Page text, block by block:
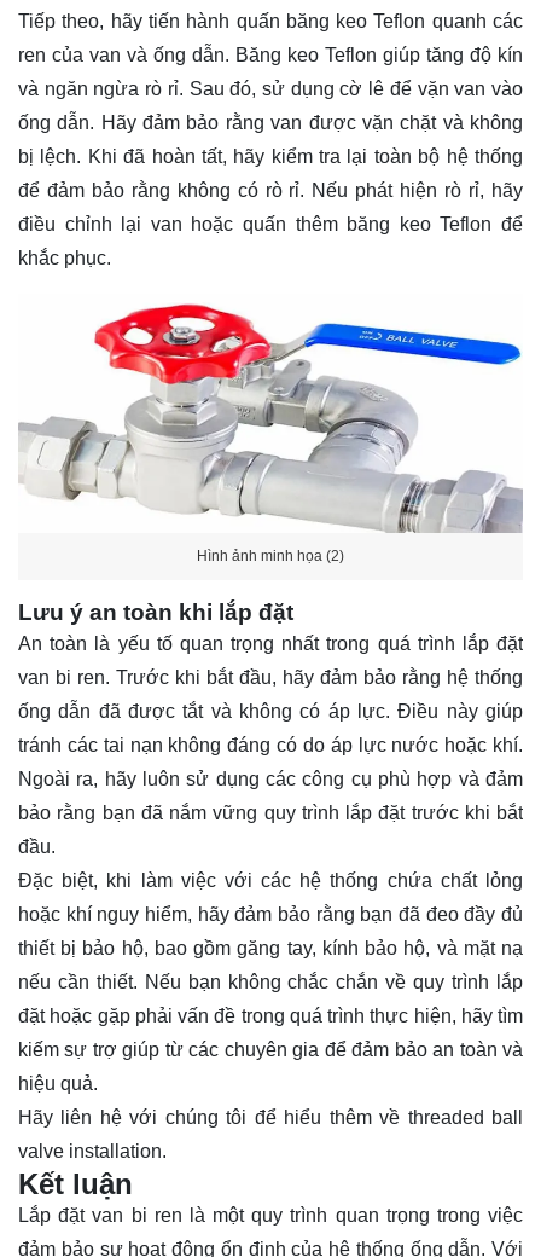
Tiếp theo, hãy tiến hành quấn băng keo Teflon quanh các
ren của van và ống dẫn. Băng keo Teflon giúp tăng độ kín
và ngăn ngừa rò rỉ. Sau đó, sử dụng cờ lê để vặn van vào
ống dẫn. Hãy đảm bảo rằng van được vặn chặt và không
bị lệch. Khi đã hoàn tất, hãy kiểm tra lại toàn bộ hệ thống
để đảm bảo rằng không có rò rỉ. Nếu phát hiện rò rỉ, hãy
điều chỉnh lại van hoặc quấn thêm băng keo Teflon để
khắc phục.
Hình ảnh minh họa (2)
Lưu ý an toàn khi lắp đặt
An toàn là yếu tố quan trọng nhất trong quá trình lắp đặt
van bi ren. Trước khi bắt đầu, hãy đảm bảo rằng hệ thống
ống dẫn đã được tắt và không có áp lực. Điều này giúp
tránh các tai nạn không đáng có do áp lực nước hoặc khí.
Ngoài ra, hãy luôn sử dụng các công cụ phù hợp và đảm
bảo rằng bạn đã nắm vững quy trình lắp đặt trước khi bắt
đầu.
Đặc biệt, khi làm việc với các hệ thống chứa chất lỏng
hoặc khí nguy hiểm, hãy đảm bảo rằng bạn đã đeo đầy đủ
thiết bị bảo hộ, bao gồm găng tay, kính bảo hộ, và mặt nạ
nếu cần thiết. Nếu bạn không chắc chắn về quy trình lắp
đặt hoặc gặp phải vấn đề trong quá trình thực hiện, hãy tìm
kiếm sự trợ giúp từ các chuyên gia để đảm bảo an toàn và
hiệu quả.
Hãy
liên hệvới chúng tôi để hiểu thêm về threaded ball
valve installation.
Kết luận
Lắp đặt van bi ren là một quy trình quan trọng trong việc
đảm bảo sự hoạt động ổn định của hệ thống ống dẫn. Với